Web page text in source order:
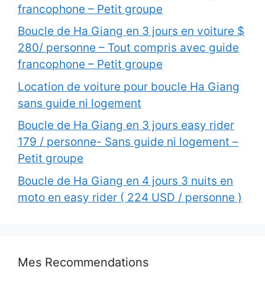
francophone – Petit groupe
Boucle de Ha Giang en 3 jours en voiture $
280/ personne – Tout compris avec guide
francophone – Petit groupe
Location de voiture pour boucle Ha Giang
sans guide ni logement
Boucle de Ha Giang en 3 jours easy rider
179 / personne- Sans guide ni logement –
Petit groupe
Boucle de Ha Giang en 4 jours 3 nuits en
moto en easy rider ( 224 USD / personne )
Mes Recommendations